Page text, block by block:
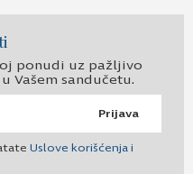
ponudi uz pažljivo
Vašem sandučetu.
Prijava
Uslove korišćenja i